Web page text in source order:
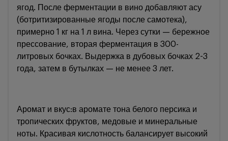
ягод. После ферментации в вино добавляют асу
(ботритизированные ягоды после самотека),
примерно 1 кг на 1 л вина. Через сутки — бережное
прессование, вторая ферментация в 300-
литровых бочках. Выдержка в дубовых бочках 2-3
года, затем в бутылках — не менее 3 лет.
Аромат и вкус:в аромате тона белого персика и
тропических фруктов, медовые и минеральные
ноты. Красивая кислотность балансирует высокий